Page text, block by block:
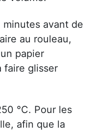
avant de
au rouleau,
papier
faire glisser
°C. Pour les
afin que la